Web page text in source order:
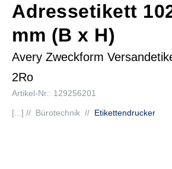
Adressetikett
mm (B x H)
Avery Zweckform
2Ro
Artikel-Nr.: 129256201
[...] // Bürotechnik // Etikettendrucker